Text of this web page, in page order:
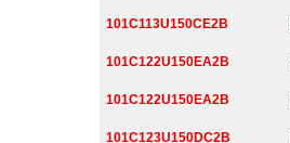
101C113U150CE2B
101C122U150EA2B
101C122U150EA2B
101C123U150DC2B